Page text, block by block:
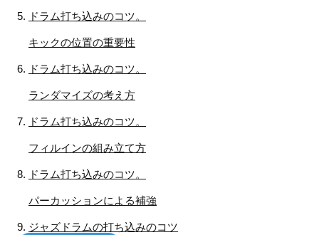
ドラム打ち込みのコツ。
キックの位置の重要性
ドラム打ち込みのコツ。
ランダマイズの考え方
ドラム打ち込みのコツ。
フィルインの組み立て方
ドラム打ち込みのコツ。
パーカッションによる補強
ジャズドラムの打ち込みのコツ